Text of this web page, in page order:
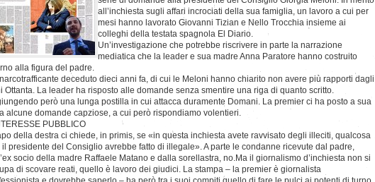
all’inchiesta sugli affari incrociati della sua famiglia, un lavoro a cui per
mesi hanno lavorato Giovanni Tizian e Nello Trocchia insieme ai
colleghi della testata spagnola El Diario.
Un’investigazione che potrebbe riscrivere in parte la narrazione
mediatica che la leader e sua madre Anna Paratore hanno costruito
alla figura del padre.
deceduto dieci anni fa, di cui le Meloni hanno chiarito non avere più rapporti dagli
Ottanta. La leader ha risposto alle domande senza smentire una riga di quanto scritto.
però una lunga postilla in cui attacca duramente Domani. La premier ci ha posto a sua
alcune domande capziose, a cui però rispondiamo volentieri.
PUBBLICO
della destra ci chiede, in primis, se «in questa inchiesta avete ravvisato degli illeciti, qualcosa
il presidente del Consiglio avrebbe fatto di illegale». A parte le condanne ricevute dal padre,
socio della madre Raffaele Matano e dalla sorellastra, no.Ma il giornalismo d’inchiesta non si
di scovare reati, quello è lavoro dei giudici. La stampa – la premier è giornalista